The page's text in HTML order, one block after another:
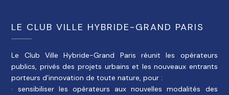
LE CLUB VILLE HYBRIDE-GRAND PARIS
Le Club Ville Hybride-Grand Paris réunit les opérateurs
publics, privés des projets urbains et les nouveaux entrants
porteurs d’innovation de toute nature, pour :
· sensibiliser les opérateurs aux nouvelles modalités des